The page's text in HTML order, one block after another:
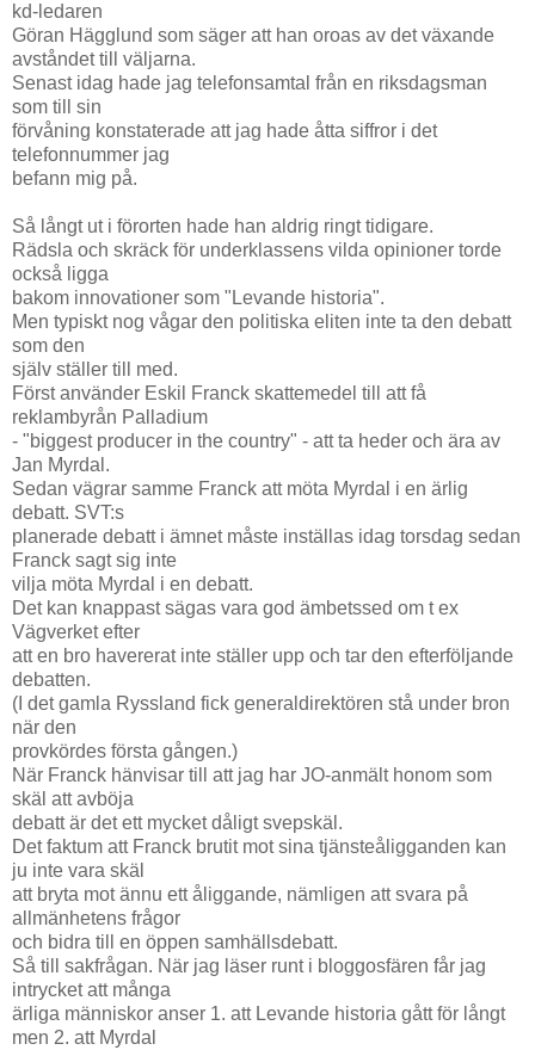
kd-ledaren
Göran Hägglund som säger att han oroas av det växande
avståndet till väljarna.
Senast idag hade jag telefonsamtal från en riksdagsman
som till sin
förvåning konstaterade att jag hade åtta siffror i det
telefonnummer jag
befann mig på.
Så långt ut i förorten hade han aldrig ringt tidigare.
Rädsla och skräck för underklassens vilda opinioner torde
också ligga
bakom innovationer som "Levande historia".
Men typiskt nog vågar den politiska eliten inte ta den debatt
som den
själv ställer till med.
Först använder Eskil Franck skattemedel till att få
reklambyrån Palladium
- "biggest producer in the country" - att ta heder och ära av
Jan Myrdal.
Sedan vägrar samme Franck att möta Myrdal i en ärlig
debatt. SVT:s
planerade debatt i ämnet måste inställas idag torsdag sedan
Franck sagt sig inte
vilja möta Myrdal i en debatt.
Det kan knappast sägas vara god ämbetssed om t ex
Vägverket efter
att en bro havererat inte ställer upp och tar den efterföljande
debatten.
(I det gamla Ryssland fick generaldirektören stå under bron
när den
provkördes första gången.)
När Franck hänvisar till att jag har JO-anmält honom som
skäl att avböja
debatt är det ett mycket dåligt svepskäl.
Det faktum att Franck brutit mot sina tjänsteåligganden kan
ju inte vara skäl
att bryta mot ännu ett åliggande, nämligen att svara på
allmänhetens frågor
och bidra till en öppen samhällsdebatt.
Så till sakfrågan. När jag läser runt i bloggosfären får jag
intrycket att många
ärliga människor anser 1. att Levande historia gått för långt
men 2. att Myrdal